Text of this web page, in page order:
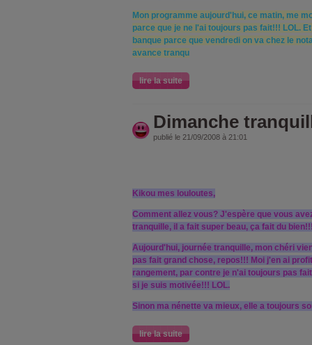
Mon programme aujourd'hui, ce matin, me
parce que je ne l'ai toujours pas fait!!! LOL.
banque parce que vendredi on va chez le
avance tranqu
lire la suite
Dimanche
publié le 21/09/2008 à 21:01
Kikou mes louloutes,
Comment allez vous? J'espère que vous
tranquille, il a fait super beau, ça fait du
Aujourd'hui, journée tranquille, mon chéri
pas fait grand chose, repos!!! Moi j'en ai
rangement, par contre je n'ai toujours pas
si je suis motivée!!! LOL.
Sinon ma nénette va mieux, elle a toujours
lire la suite